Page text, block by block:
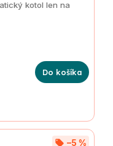
Do košíka
kotol len na
–5 %